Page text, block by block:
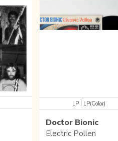
LP| LP(Color)
Doctor Bionic
Electric Pollen